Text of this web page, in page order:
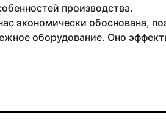
производства.
экономически обоснована,
оборудование. Оно